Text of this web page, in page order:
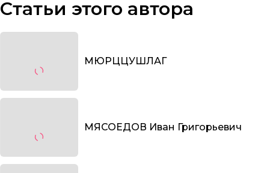
Статьи этого автора
МЮРЦЦУШЛАГ
МЯСОЕДОВ Иван Григорьевич